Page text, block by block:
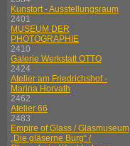
Kunstort - Ausstellungsraum
2401
MUSEUM DER
PHOTOGRAPHIE
2410
Galerie Werkstatt OTTO
2424
Atelier am Friedrichshof -
Marina Horvath
2462
Atelier 66
2483
Empire of Glass / Glasmuseum
„Die gläserne Burg“ /